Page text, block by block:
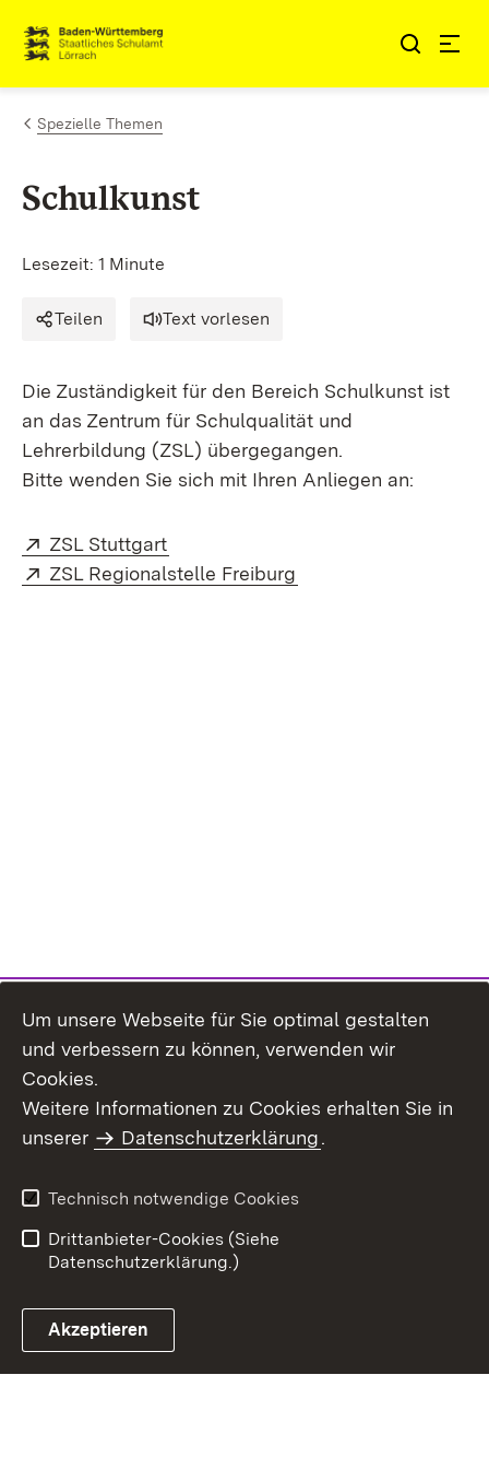
Zum Inhalt springen
Link zur Startseite
Spezielle Themen
Schulkunst
Lesezeit: 1 Minute
Teilen Text vorlesen
Die Zuständigkeit für den Bereich Schulkunst ist
an das Zentrum für Schulqualität und
Lehrerbildung (ZSL) übergegangen.
Bitte wenden Sie sich mit Ihren Anliegen an:
Extern:
ZSL Stuttgart
Extern:
ZSL Regionalstelle Freiburg
Benutzungshinweise
Erklärung zur
Um unsere Webseite für Sie optimal gestalten
und verbessern zu können, verwenden wir
Cookies.
Weitere Informationen zu Cookies erhalten Sie in
unserer
Datenschutzerklärung.
Technisch notwendige Cookies
Drittanbieter-Cookies (Siehe
Datenschutzerklärung.)
Akzeptieren